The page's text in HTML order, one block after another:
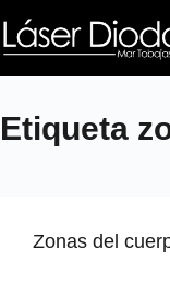
Etiqueta
Zonas del